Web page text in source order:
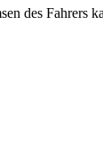
des Fahrers